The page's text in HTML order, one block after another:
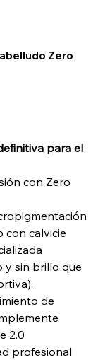
Zero
para el
con Zero
con calvicie
y sin brillo que
de
2.0
profesional